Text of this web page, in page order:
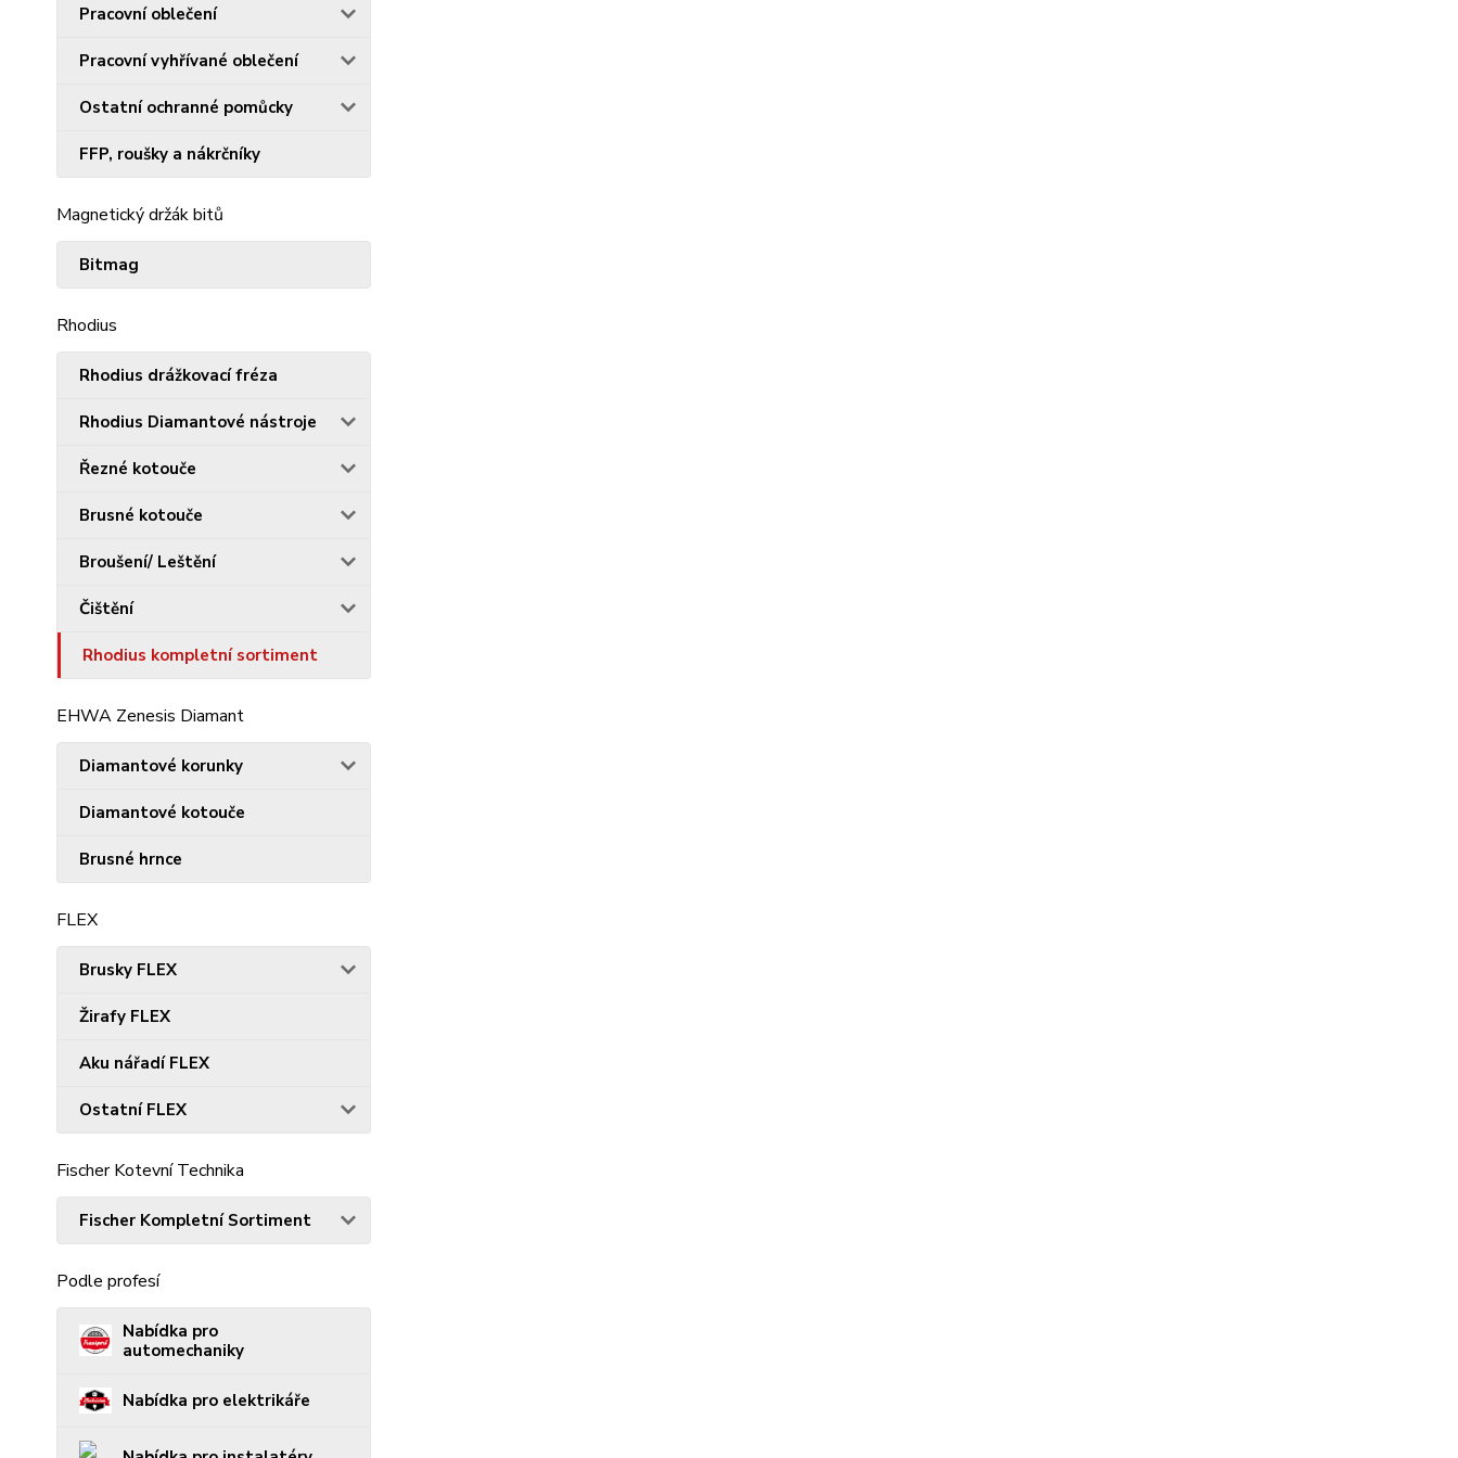
Pracovní oblečení
Pracovní vyhřívané oblečení
Ostatní ochranné pomůcky
FFP, roušky a nákrčníky
Magnetický držák bitů
Bitmag
Rhodius
Rhodius drážkovací fréza
Rhodius Diamantové nástroje
Řezné kotouče
Brusné kotouče
Broušení/ Leštění
Čištění
Rhodius kompletní sortiment
EHWA Zenesis Diamant
Diamantové korunky
Diamantové kotouče
Brusné hrnce
FLEX
Brusky FLEX
Žirafy FLEX
Aku nářadí FLEX
Ostatní FLEX
Fischer Kotevní Technika
Fischer Kompletní Sortiment
Podle profesí
Nabídka pro
automechaniky
Nabídka pro elektrikáře